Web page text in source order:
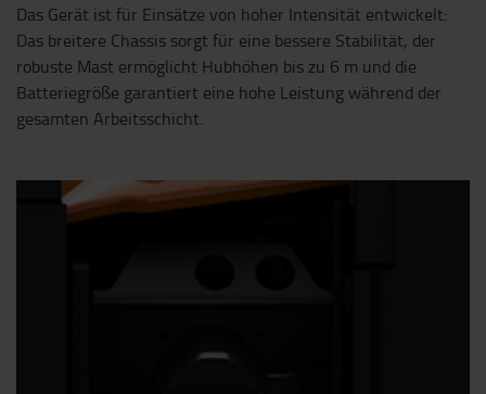
Das Gerät ist für Einsätze von hoher Intensität entwickelt:
Das breitere Chassis sorgt für eine bessere Stabilität, der
robuste Mast ermöglicht Hubhöhen bis zu 6 m und die
Batteriegröße garantiert eine hohe Leistung während der
gesamten Arbeitsschicht.